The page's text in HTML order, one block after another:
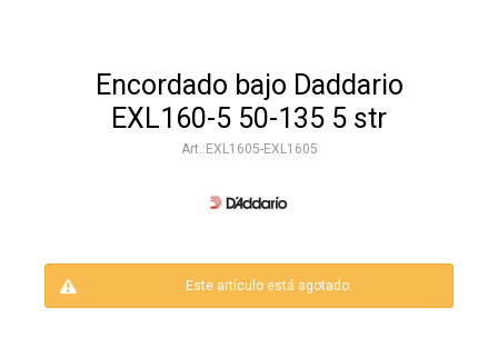
Encordado bajo Daddario
EXL160-5 50-135 5 str
EXL1605-EXL1605
Este artículo está agotado.